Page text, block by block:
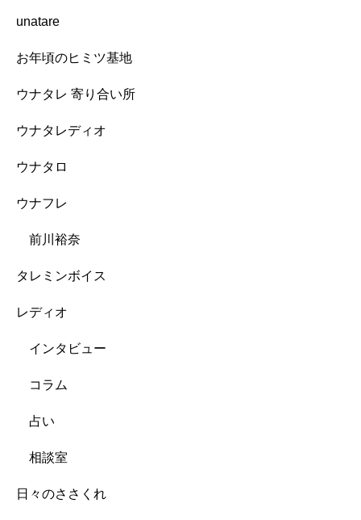
unatare
お年頃のヒミツ基地
ウナタレ 寄り合い所
ウナタレディオ
ウナタロ
ウナフレ
前川裕奈
タレミンボイス
レディオ
インタビュー
コラム
占い
相談室
日々のささくれ